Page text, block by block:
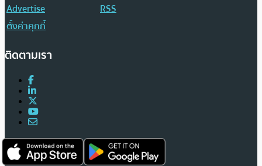
Advertise
RSS
ตั้งค่าคุกกี้
ติดตามเรา